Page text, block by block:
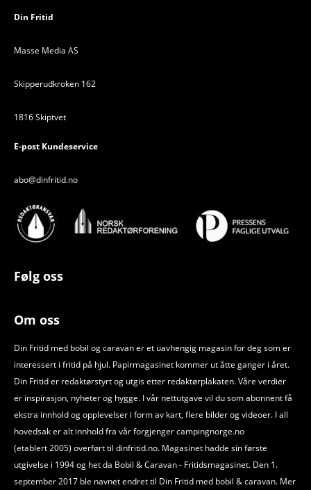
Din Fritid
Masse Media AS
Skipperudkroken 162
1816 Skiptvet
E-post Kundeservice
abo@dinfritid.no
Følg oss
Om oss
Din Fritid med bobil og caravan er et uavhengig magasin for deg som er
interessert i fritid på hjul. Papirmagasinet kommer ut åtte ganger i året.
Din Fritid er redaktørstyrt og utgis etter redaktørplakaten. Våre verdier
er inspirasjon, nyheter og hygge. I vår nettutgave vil du som abonnent få
ekstra innhold og opplevelser i form av kart, flere bilder og videoer. I all
hovedsak er alt innhold fra vår forgjenger campingnorge.no
(etablert 2005) overført til dinfritid.no. Magasinet hadde sin første
utgivelse i 1994 og het da Bobil &Caravan - Fritidsmagasinet. Den 1.
september 2017 ble navnet endret til Din Fritid med bobil &caravan. Mer